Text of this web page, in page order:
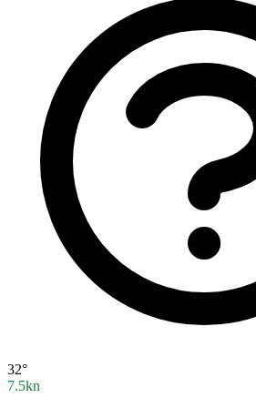
32°
7.5kn